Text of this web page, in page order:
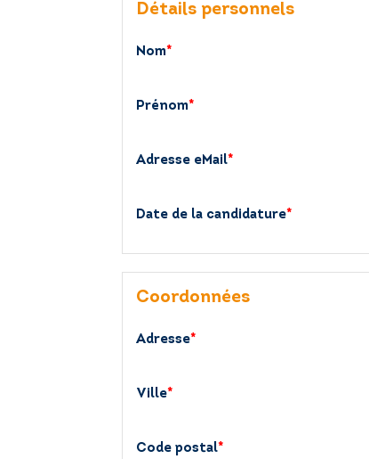
Détails personnels
Nom*
Prénom*
Adresse eMail*
Date de la candidature*
Coordonnées
Adresse*
Ville*
Code postal*